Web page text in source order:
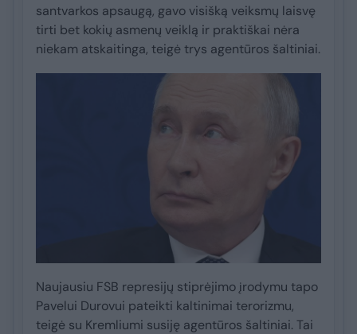
santvarkos apsaugą, gavo visišką veiksmų laisvę
tirti bet kokių asmenų veiklą ir praktiškai nėra
niekam atskaitinga, teigė trys agentūros šaltiniai.
Naujausiu FSB represijų stiprėjimo įrodymu tapo
Pavelui Durovui pateikti kaltinimai terorizmu,
teigė su Kremliumi susiję agentūros šaltiniai. Tai